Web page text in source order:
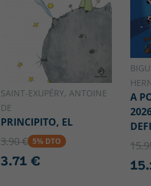
SAINT-EXUPÉRY, ANTOINE
DE
PRINCIPITO, EL
3.90 € 5% DTO
3.71 €
A